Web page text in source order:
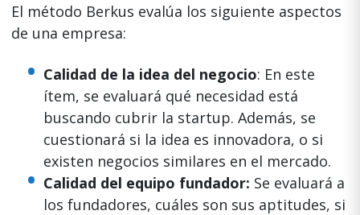
El método Berkus evalúa los siguiente aspectos
de una empresa:
Calidad de la idea del negocio: En este
ítem, se evaluará qué necesidad está
buscando cubrir la startup. Además, se
cuestionará si la idea es innovadora, o si
existen negocios similares en el mercado.
Calidad del equipo fundador: Se evaluará a
los fundadores, cuáles son sus aptitudes, si